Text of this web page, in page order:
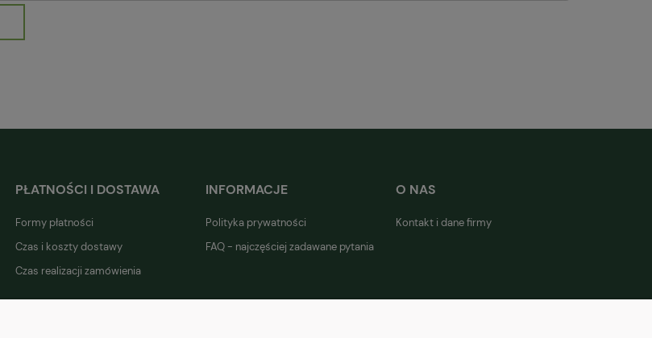
PŁATNOŚCI I DOSTAWA
Formy płatności
Czas i koszty dostawy
Czas realizacji zamówienia
INFORMACJE
Polityka prywatności
FAQ - najczęściej zadawane pytania
O NAS
Kontakt i dane firmy